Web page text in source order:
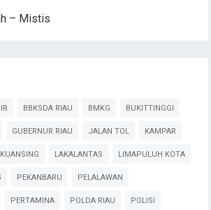
– Mistis
BBKSDA RIAU BMKG BUKITTINGGI
GUBERNUR RIAU JALAN TOL KAMPAR
KUANSING LAKALANTAS LIMAPULUH KOTA
PEKANBARU PELALAWAN
PERTAMINA POLDA RIAU POLISI